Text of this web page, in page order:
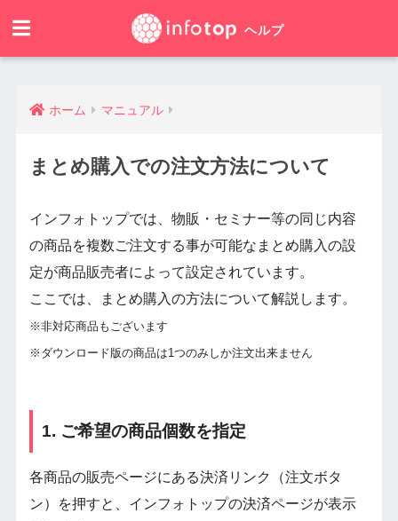
ホーム マニュアル
まとめ購入での注文方法について
インフォトップでは、物販・セミナー等の同じ内容
の商品を複数ご注文する事が可能なまとめ購入の設
定が商品販売者によって設定されています。
ここでは、まとめ購入の方法について解説します。
※非対応商品もございます
※ダウンロード版の商品は1つのみしか注文出来ません
1. ご希望の商品個数を指定
各商品の販売ページにある決済リンク（注文ボタ
ン）を押すと、インフォトップの決済ページが表示